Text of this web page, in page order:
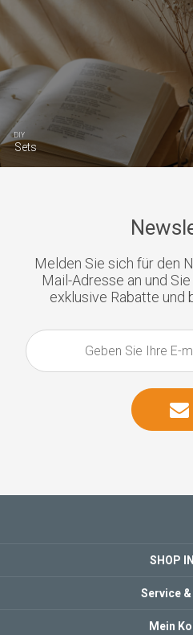
DIY
Sets
Melden Sie sich für den
Mail-Adresse an und
exklusive Rabatte und
SHOP
Service
Mein